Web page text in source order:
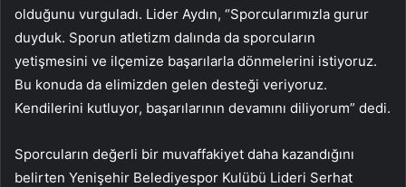
olduğunu vurguladı. Lider Aydın, “Sporcularımızla gurur
duyduk. Sporun atletizm dalında da sporcuların
yetişmesini ve ilçemize başarılarla dönmelerini istiyoruz.
Bu konuda da elimizden gelen desteği veriyoruz.
Kendilerini kutluyor, başarılarının devamını diliyorum” dedi.
Sporcuların değerli bir muvaffakiyet daha kazandığını
belirten Yenişehir Belediyespor Kulübü Lideri Serhat